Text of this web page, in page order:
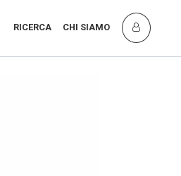
RICERCA CHI SIAMO